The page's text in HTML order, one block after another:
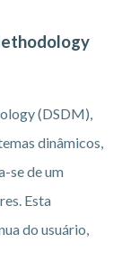
(DSDM),
dinâmicos,
se de um
Esta
do usuário,